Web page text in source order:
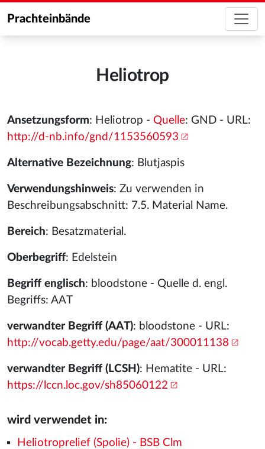
Prachteinbände
Heliotrop
Ansetzungsform: Heliotrop - Quelle: GND - URL:
http://d-nb.info/gnd/1153560593
Alternative Bezeichnung: Blutjaspis
Verwendungshinweis: Zu verwenden in
Beschreibungsabschnitt: 7.5. Material Name.
Bereich: Besatzmaterial.
Oberbegriff: Edelstein
Begriff englisch: bloodstone - Quelle d. engl.
Begriffs: AAT
verwandter Begriff (AAT): bloodstone - URL:
http://vocab.getty.edu/page/aat/300011138
verwandter Begriff (LCSH): Hematite - URL:
https://lccn.loc.gov/sh85060122
wird verwendet in:
Heliotroprelief (Spolie) - BSB Clm